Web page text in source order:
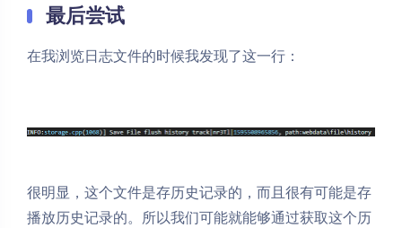
最后尝试
在我浏览日志文件的时候我发现了这一行：
很明显，这个文件是存历史记录的，而且很有可能是存
播放历史记录的。所以我们可能就能够通过获取这个历